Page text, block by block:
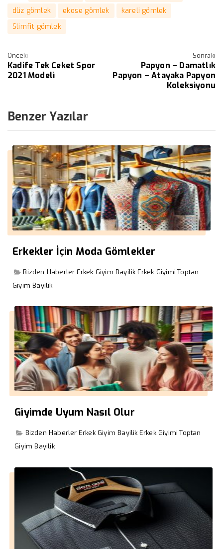
düz gömlek
ekose gömlek
kareli gömlek
Slimfit gömlek
Önceki
Kadife Tek Ceket Spor
2021 Modeli
Sonraki
Papyon – Damatlık
Papyon – Atayaka Papyon
Koleksiyonu
Benzer Yazılar
Erkekler İçin Moda Gömlekler
Bizden Haberler Erkek Giyim Bayilik Erkek Giyimi Toptan
Giyim Bayilik
Giyimde Uyum Nasıl Olur
Bizden Haberler Erkek Giyim Bayilik Erkek Giyimi Toptan
Giyim Bayilik